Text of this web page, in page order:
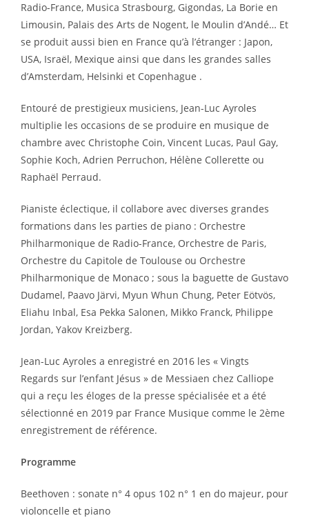
Radio-France, Musica Strasbourg, Gigondas, La Borie en
Limousin, Palais des Arts de Nogent, le Moulin d’Andé… Et
se produit aussi bien en France qu’à l’étranger : Japon,
USA, Israël, Mexique ainsi que dans les grandes salles
d’Amsterdam, Helsinki et Copenhague .
Entouré de prestigieux musiciens, Jean-Luc Ayroles
multiplie les occasions de se produire en musique de
chambre avec Christophe Coin, Vincent Lucas, Paul Gay,
Sophie Koch, Adrien Perruchon, Hélène Collerette ou
Raphaël Perraud.
Pianiste éclectique, il collabore avec diverses grandes
formations dans les parties de piano : Orchestre
Philharmonique de Radio-France, Orchestre de Paris,
Orchestre du Capitole de Toulouse ou Orchestre
Philharmonique de Monaco ; sous la baguette de Gustavo
Dudamel, Paavo Järvi, Myun Whun Chung, Peter Eötvös,
Eliahu Inbal, Esa Pekka Salonen, Mikko Franck, Philippe
Jordan, Yakov Kreizberg.
Jean-Luc Ayroles a enregistré en 2016 les « Vingts
Regards sur l’enfant Jésus » de Messiaen chez Calliope
qui a reçu les éloges de la presse spécialisée et a été
sélectionné en 2019 par France Musique comme le 2ème
enregistrement de référence.
Programme
Beethoven : sonate n° 4 opus 102 n° 1 en do majeur, pour
violoncelle et piano